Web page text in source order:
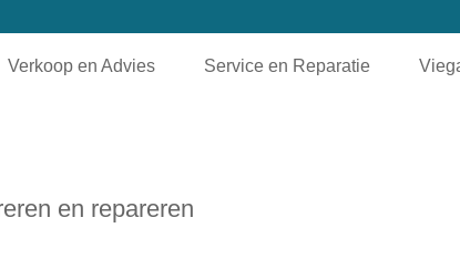
Verkoop en Advies Service en Reparatie
en repareren